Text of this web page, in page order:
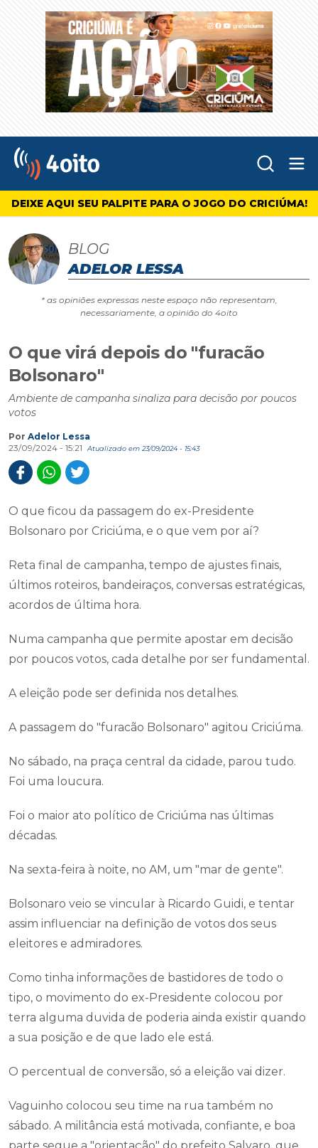
4oito
DEIXE AQUI SEU PALPITE PARA O JOGO DO CRICIÚMA!
BLOG
ADELOR LESSA
* as opiniões expressas neste espaço não representam,
necessariamente, a opinião do 4oito
O que virá depois do "furacão
Bolsonaro"
Ambiente de campanha sinaliza para decisão por poucos
votos
Por Adelor Lessa
23/09/2024 - 15:21
Atualizado em 23/09/2024 - 15:43
O que ficou da passagem do ex-Presidente
Bolsonaro por Criciúma, e o que vem por aí?
Reta final de campanha, tempo de ajustes finais,
últimos roteiros, bandeiraços, conversas estratégicas,
acordos de última hora.
Numa campanha que permite apostar em decisão
por poucos votos, cada detalhe por ser fundamental.
A eleição pode ser definida nos detalhes.
A passagem do "furacão Bolsonaro" agitou Criciúma.
No sábado, na praça central da cidade, parou tudo.
Foi uma loucura.
Foi o maior ato político de Criciúma nas últimas
décadas.
Na sexta-feira à noite, no AM, um "mar de gente".
Bolsonaro veio se vincular à Ricardo Guidi, e tentar
assim influenciar na definição de votos dos seus
eleitores e admiradores.
Como tinha informações de bastidores de todo o
tipo, o movimento do ex-Presidente colocou por
terra alguma duvida de poderia ainda existir quando
a sua posição e de que lado ele está.
O percentual de conversão, só a eleição vai dizer.
Vaguinho colocou seu time na rua também no
sábado. A militância está motivada, confiante, e boa